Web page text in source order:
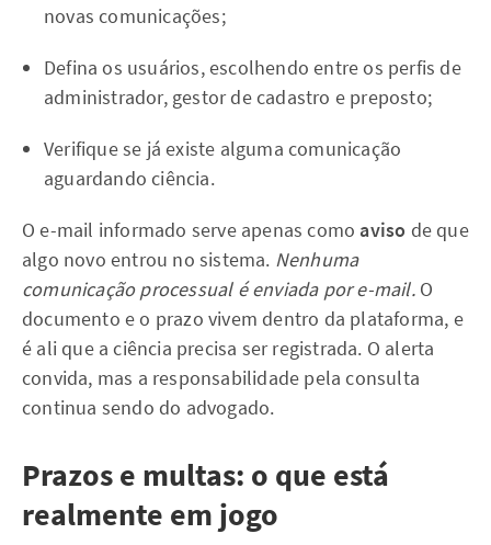
novas comunicações;
Defina os usuários, escolhendo entre os perfis de
administrador, gestor de cadastro e preposto;
Verifique se já existe alguma comunicação
aguardando ciência.
O e-mail informado serve apenas como aviso de que
algo novo entrou no sistema. Nenhuma
comunicação processual é enviada por e-mail.O
documento e o prazo vivem dentro da plataforma, e
é ali que a ciência precisa ser registrada. O alerta
convida, mas a responsabilidade pela consulta
continua sendo do advogado.
Prazos e multas: o que está
realmente em jogo